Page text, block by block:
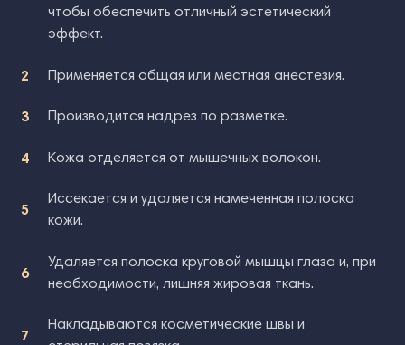
чтобы обеспечить отличный эстетический
эффект.
Применяется общая или местная анестезия.
Производится надрез по разметке.
Кожа отделяется от мышечных волокон.
Иссекается и удаляется намеченная полоска
кожи.
Удаляется полоска круговой мышцы глаза и, при
необходимости, лишняя жировая ткань.
Накладываются косметические швы и